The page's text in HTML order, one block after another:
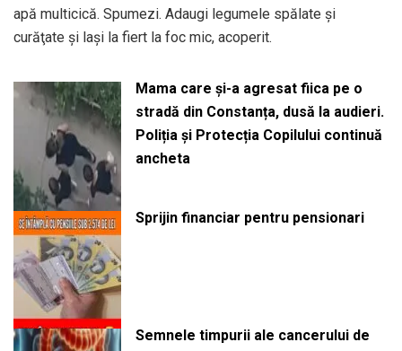
apă multicică. Spumezi. Adaugi legumele spălate şi
curăţate şi laşi la fiert la foc mic, acoperit.
Mama care și-a agresat fiica pe o
stradă din Constanța, dusă la audieri.
Poliția și Protecția Copilului continuă
ancheta
Sprijin financiar pentru pensionari
Semnele timpurii ale cancerului de